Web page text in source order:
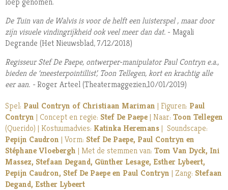
De Tuin van de Walvis is voor de helft een luisterspel , maar door
zijn visuele vindingrijkheid ook veel meer dan dat. - Magali
Degrande (Het Nieuwsblad, 7/12/2018)
Regisseur Stef De Paepe, ontwerper-manipulator Paul Contryn e.a.,
bieden de ‘meesterpointillist’, Toon Tellegen, kort en krachtig alle
eer aan. -Roger Arteel (Theatermaggezien,10/01/2019)
Spel: Paul Contryn of Christiaan Mariman | Figuren: Paul
Contryn | Concept en regie: Stef De Paepe | Naar: Toon Tellegen
(Querido) | Kostuumadvies: Katinka Heremans | Soundscape:
Pepijn Caudron | Vorm: Stef De Paepe, Paul Contryn en
Stéphane Vloebergh | Met de stemmen van: Tom Van Dyck, Ini
Massez, Stefaan Degand, Günther Lesage, Esther Lybeert,
Pepijn Caudron, Stef De Paepe en Paul Contryn | Zang: Stefaan
Degand, Esther Lybeert